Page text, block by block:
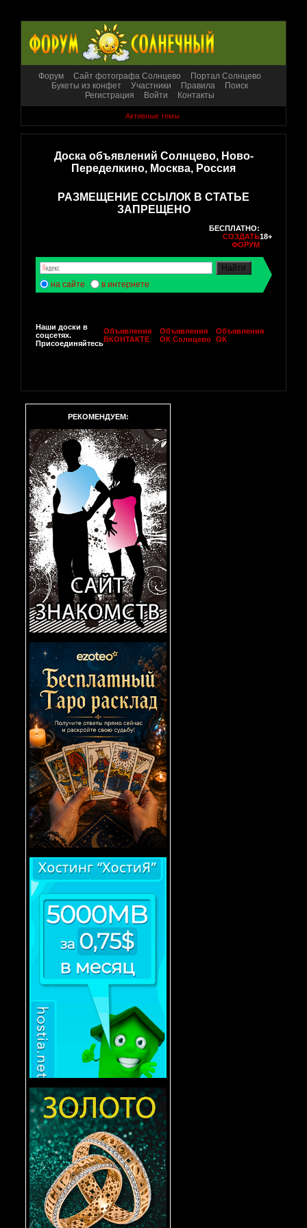
Форум Сайт фотографа Солнцево
Портал Солнцево
Букеты из конфет
Участники Правила
Поиск
Регистрация
Войти Контакты
Активные темы
Доска объявлений Солнцево, Ново-
Переделкино, Москва, Россия
РАЗМЕЩЕНИЕ ССЫЛОК В СТАТЬЕ
ЗАПРЕЩЕНО
БЕСПЛАТНО:
СОЗДАТЬ
ФОРУМ
18+
на сайте в интернете
Наши доски в
соцсетях.
Присоединяйтесь
Объявления
ВКОНТАКТЕ
Объявления
ОК Солнцево
Объявления
ОК
РЕКОМЕНДУЕМ: